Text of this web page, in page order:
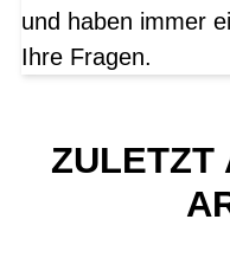
und haben immer
Ihre Fragen.
ZULETZT